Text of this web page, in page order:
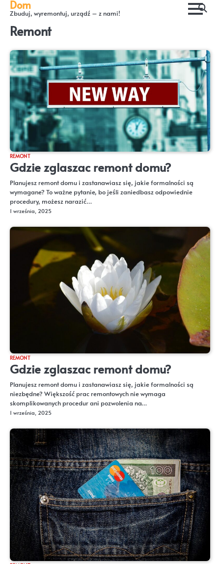
Skip
content
Dom
Zbuduj, wyremontuj, urządź – z nami!
Remont
REMONT
Gdzie zglaszac remont domu?
Planujesz remont domu i zastanawiasz się, jakie formalności są
wymagane? To ważne pytanie, bo jeśli zaniedbasz odpowiednie
procedury, możesz narazić…
1 września, 2025
REMONT
Gdzie zglaszac remont domu?
Planujesz remont domu i zastanawiasz się, jakie formalności są
niezbędne? Większość prac remontowych nie wymaga
skomplikowanych procedur ani pozwolenia na…
1 września, 2025